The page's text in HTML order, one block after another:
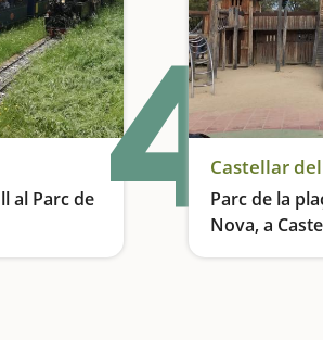
al Parc de
Una activitat ideal per fer amb nens a prop de Barcelona4Castellar
Parc de la
Nova, a